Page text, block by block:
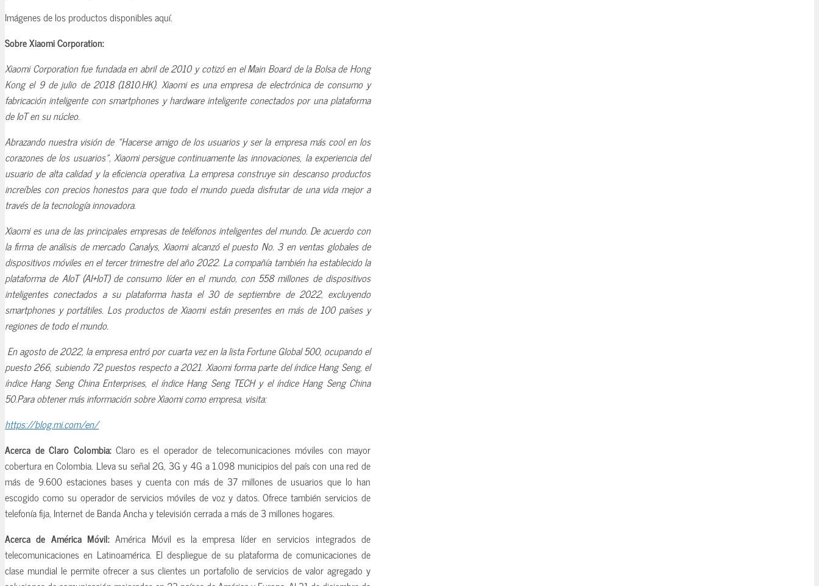
Imágenes de los productos disponibles aquí.
Sobre Xiaomi Corporation:
Xiaomi Corporation fue fundada en abril de 2010 y cotizó en el Main Board de la Bolsa de Hong
Kong el 9 de julio de 2018 (1810.HK). Xiaomi es una empresa de electrónica de consumo y
fabricación inteligente con smartphones y hardware inteligente conectados por una plataforma
de IoT en su núcleo.
Abrazando nuestra visión de «Hacerse amigo de los usuarios y ser la empresa más cool en los
corazones de los usuarios», Xiaomi persigue continuamente las innovaciones, la experiencia del
usuario de alta calidad y la eficiencia operativa. La empresa construye sin descanso productos
increíbles con precios honestos para que todo el mundo pueda disfrutar de una vida mejor a
través de la tecnología innovadora.
Xiaomi es una de las principales empresas de teléfonos inteligentes del mundo. De acuerdo con
la firma de análisis de mercado Canalys, Xiaomi alcanzó el puesto No. 3 en ventas globales de
dispositivos móviles en el tercer trimestre del año 2022. La compañía también ha establecido la
plataforma de AIoT (AI+IoT) de consumo líder en el mundo, con 558 millones de dispositivos
inteligentes conectados a su plataforma hasta el 30 de septiembre de 2022, excluyendo
smartphones y portátiles. Los productos de Xiaomi están presentes en más de 100 países y
regiones de todo el mundo.
En agosto de 2022, la empresa entró por cuarta vez en la lista Fortune Global 500, ocupando el
puesto 266, subiendo 72 puestos respecto a 2021. Xiaomi forma parte del índice Hang Seng, el
índice Hang Seng China Enterprises, el índice Hang Seng TECH y el índice Hang Seng China
50.Para obtener más información sobre Xiaomi como empresa, visita:
https://blog.mi.com/en/
Acerca de Claro Colombia:Claro es el operador de telecomunicaciones móviles con mayor
cobertura en Colombia. Lleva su señal 2G, 3G y 4G a 1.098 municipios del país con una red de
más de 9.600 estaciones bases y cuenta con más de 37 millones de usuarios que lo han
escogido como su operador de servicios móviles de voz y datos. Ofrece también servicios de
telefonía fija, Internet de Banda Ancha y televisión cerrada a más de 3 millones hogares.
Acerca de América Móvil:América Móvil es la empresa líder en servicios integrados de
telecomunicaciones en Latinoamérica. El despliegue de su plataforma de comunicaciones de
clase mundial le permite ofrecer a sus clientes un portafolio de servicios de valor agregado y